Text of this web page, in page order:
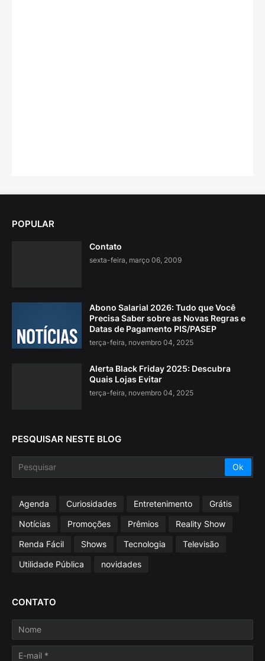
POPULAR
Contato
sexta-feira, março 06, 2009
Abono Salarial 2026: Tudo que Você
Precisa Saber sobre as Novas Regras e
Datas de Pagamento PIS/PASEP
terça-feira, novembro 04, 2025
Alerta Black Friday 2025: Descubra
Quais Lojas Evitar
terça-feira, novembro 04, 2025
PESQUISAR NESTE BLOG
Agenda Curiosidades Entretenimento
Grátis
Notícias
Promoções Prêmios
Reality Show
Renda Fácil
Shows Tecnologia
Televisão
Utilidade Pública
novidades
CONTATO